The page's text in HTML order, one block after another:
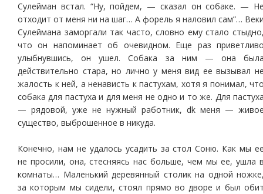
Сулейман встал. “Ну, пойдем, — сказал он собаке. —
отходит от меня ни на шаг… А форель я наловил сам”…
Сулеймана заморгали так часто, словно ему стало
что он напоминает об очевидном. Еще раз
улыбнувшись, он ушел. Собака за ним — она
действительно стара, но лично у меня вид ее вызывал
жалость к ней, а ненависть к пастухам, хотя я понимал,
собака для пастуха и для меня не одно и то же. Для
— рядовой, уже не нужный работник, dk меня —
существо, выброшенное в никуда.
Конечно, нам не удалось усадить за стол Соню. Как мы
не просили, она, стесняясь нас больше, чем мы ее, ушла
комнаты… Маленький деревянный столик на одной
за которым мы сидели, стоял прямо во дворе и был